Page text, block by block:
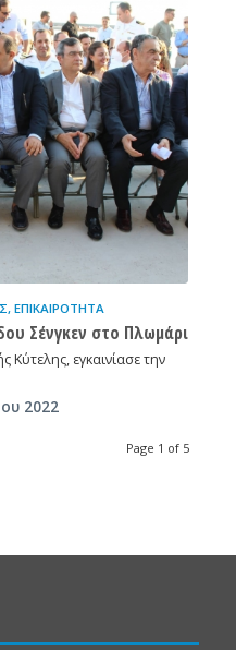
, ΕΠΙΚΑΙΡΌΤΗΤΑ
Σένγκεν στο Πλωμάρι
εγκαινίασε την
2022
Page 1 of 5